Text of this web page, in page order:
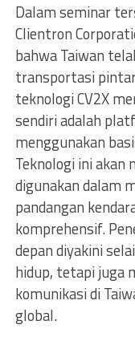
Dalam seminar
Clientron
bahwa Taiwan
transportasi
teknologi CV2X
sendiri adalah
menggunakan
Teknologi ini akan
digunakan dalam
pandangan
komprehensif.
depan diyakini
hidup, tetapi juga
komunikasi di
global.